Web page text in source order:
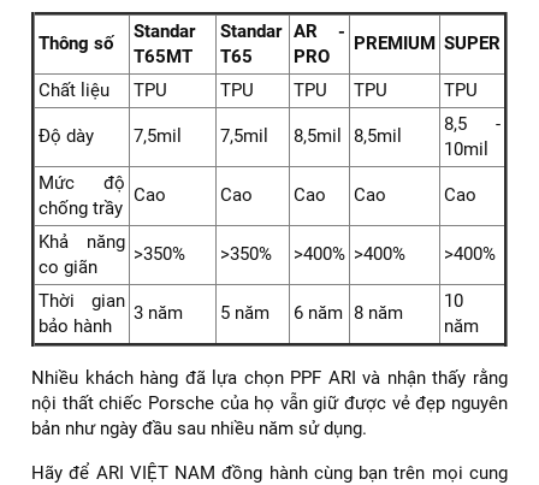
Thông số
Standar
T65MT
Standar
T65
AR -
PRO
PREMIUM SUPER
Chất liệu TPU TPU TPU TPU TPU
Độ dày 7,5mil 7,5mil 8,5mil 8,5mil
8,5 -
10mil
Mức độ
chống trầy
Cao Cao Cao Cao Cao
Khả năng
co giãn
>350% >350% >400% >400% >400%
Thời gian
bảo hành
3 năm 5 năm 6 năm 8 năm
10
năm
Nhiều khách hàng đã lựa chọn PPF ARI và nhận thấy rằng
nội thất chiếc Porsche của họ vẫn giữ được vẻ đẹp nguyên
bản như ngày đầu sau nhiều năm sử dụng.
Hãy để ARI VIỆT NAM đồng hành cùng bạn trên mọi cung